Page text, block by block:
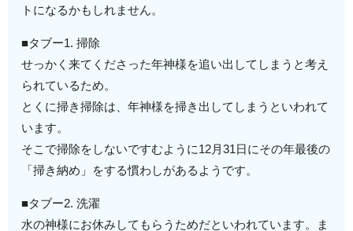
トになるかもしれません。
■タブー1. 掃除
せっかく来てくださった年神様を追い出してしまうと考え
られているため。
とくに掃き掃除は、年神様を掃き出してしまうといわれて
います。
そこで掃除をしないですむように12月31日にその年最後の
「掃き納め」をする慣わしがあるようです。
■タブー2. 洗濯
水の神様にお休みしてもらうためだといわれています。ま